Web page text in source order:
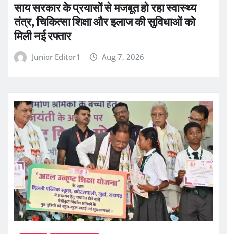
साय सरकार के प्रयासों से मजबूत हो रहा स्वास्थ्य
तंत्र, चिकित्सा शिक्षा और इलाज की सुविधाओं को
मिली नई रफ्तार
Junior Editor1 Aug 7, 2026